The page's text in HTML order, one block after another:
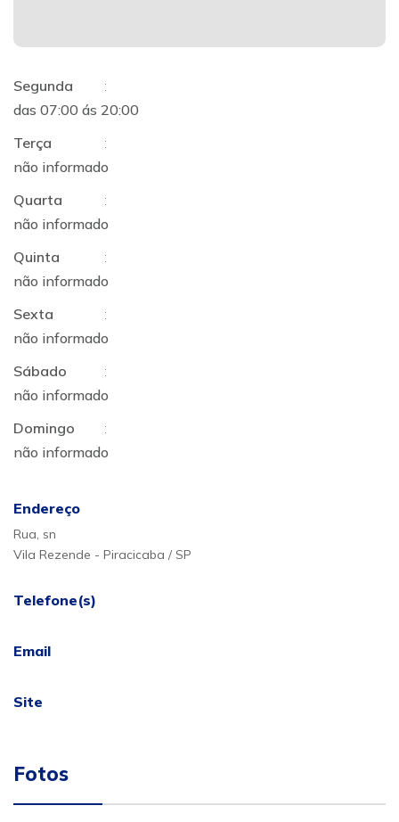
Segunda
:
das 07:00 ás 20:00
Terça
:
não informado
Quarta
:
não informado
Quinta
:
não informado
Sexta
:
não informado
Sábado
:
não informado
Domingo
:
não informado
Endereço
Rua, sn
Vila Rezende - Piracicaba / SP
Telefone(s)
Email
Site
Fotos